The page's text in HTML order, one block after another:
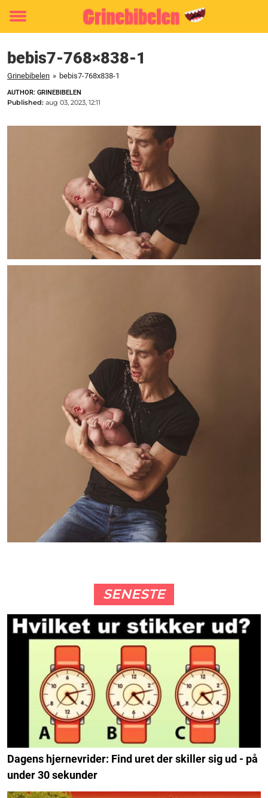
Toggle
bebis7-768×838-1
Grinebibelen » bebis7-768x838-1
AUTHOR: GRINEBIBELEN
Published: aug 03, 2023, 12:11
SENESTE
Dagens hjernevrider: Find uret der skiller sig ud - på
under 30 sekunder